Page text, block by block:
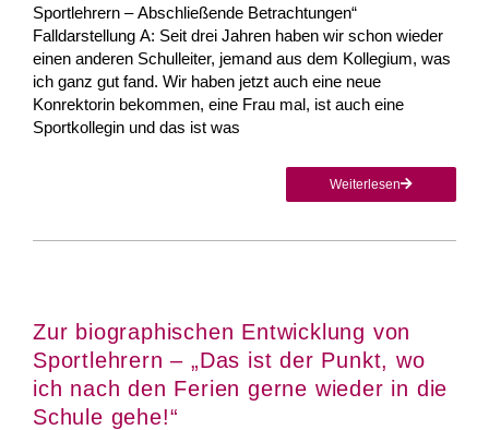
Sportlehrern – Abschließende Betrachtungen“
Falldarstellung A: Seit drei Jahren haben wir schon wieder
einen anderen Schulleiter, jemand aus dem Kollegium, was
ich ganz gut fand. Wir haben jetzt auch eine neue
Konrektorin bekommen, eine Frau mal, ist auch eine
Sportkollegin und das ist was
Weiterlesen
Zur biographischen Entwicklung von
Sportlehrern – „Das ist der Punkt, wo
ich nach den Ferien gerne wieder in die
Schule gehe!“